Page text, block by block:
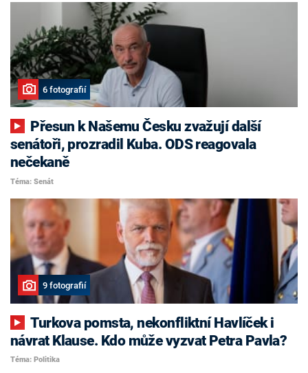
6 fotografií
senátoři, prozradil Kuba. ODS reagovala
nečekaně
Téma: Senát
9 fotografií
Turkova pomsta, nekonfliktní Havlíček i
návrat Klause. Kdo může vyzvat Petra Pavla?
Téma: Politika